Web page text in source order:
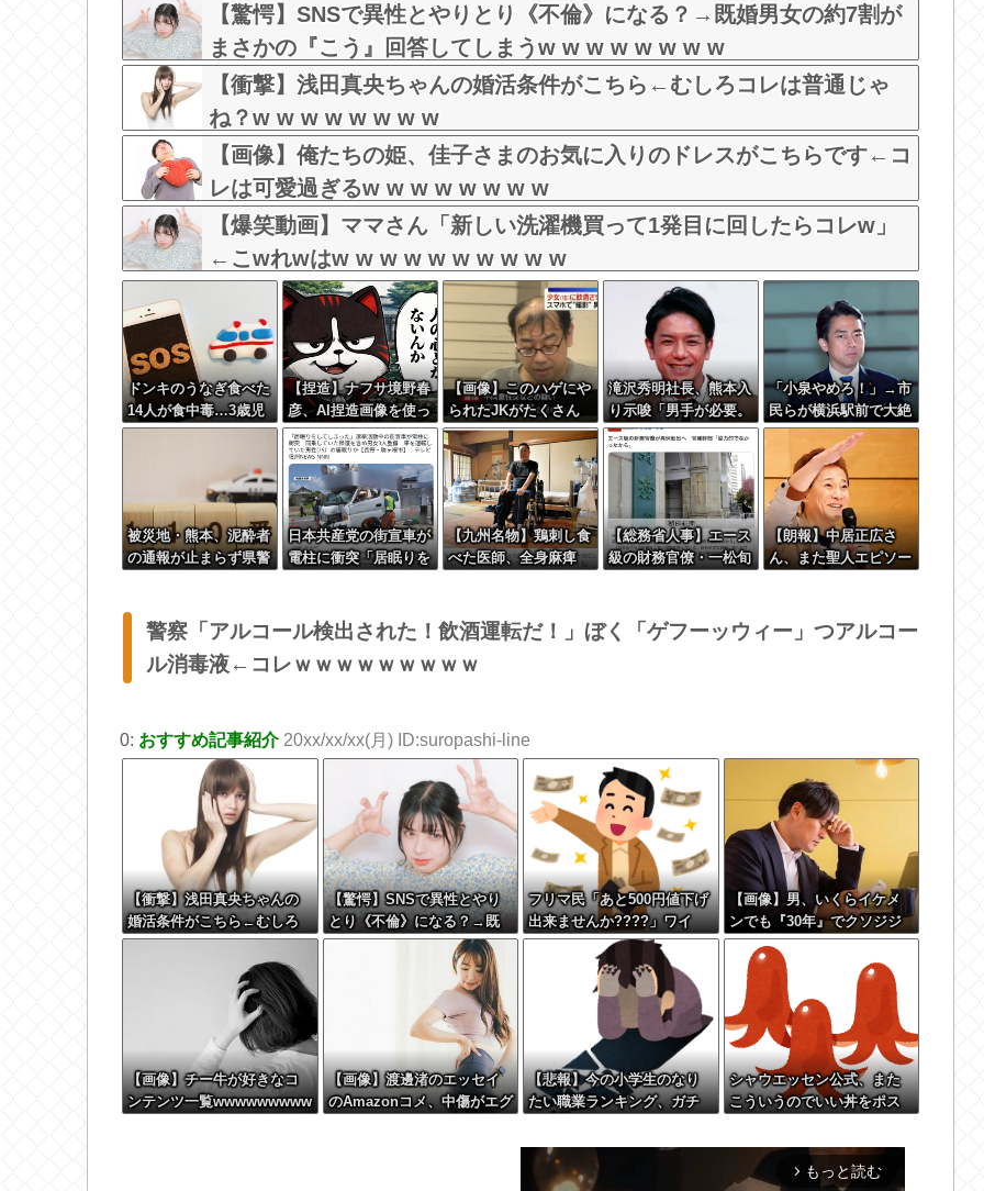
【画像】こういうお○ぱいが至高だよなｗ
【驚愕】SNSで異性とやりとり《不倫》になる？→既婚男女の約7割が
まさかの『こう』回答してしまうw w w w w w w w
【衝撃】浅田真央ちゃんの婚活条件がこちら←むしろコレは普通じゃ
ね？w w w w w w w w
【画像】俺たちの姫、佳子さまのお気に入りのドレスがこちらです←コ
レは可愛過ぎるw w w w w w w w
【爆笑動画】ママさん「新しい洗濯機買って1発目に回したらコレw」
←こwれwはw w w w w w w w w w
ドンキのうなぎ食べた
14人が食中毒…3歳児
から75歳まで被害
【捏造】ナフサ境野春
彦、AI捏造画像を使っ
た高市首相批判記事を
公開→大炎上して削除
逃亡
【画像】このハゲにや
られたJKがたくさん
いるという事実
滝沢秀明社長、熊本入
り示唆「男手が必要。
時間を見つけて行きた
い」
「小泉やめろ！」→市
民らが横浜駅前で大絶
叫ｗｗｗｗｗｗｗｗ
被災地・熊本、泥酔者
の通報が止まらず県警
日本共産党の街宣車が
電柱に衝突「居眠りを
3人重傷
【九州名物】鶏刺し食
べた医師、全身麻痺
【総務省人事】エース
級の財務官僚・一松旬
ったから」
【朗報】中居正広さ
ん、また聖人エピソー
警察「アルコール検出された！飲酒運転だ！」ぼく「ゲフーッウィー」つアルコー
ル消毒液←コレｗｗｗｗｗｗｗｗｗ
0: おすすめ記事紹介20xx/xx/xx(月) ID:suropashi-line
【衝撃】浅田真央ちゃんの
婚活条件がこちら←むしろ
コレは普通じゃね？w w w
【驚愕】SNSで異性とやり
とり《不倫》になる？→既
婚男女の約7割がまさかの
『こう』回答してしまうw w
フリマ民「あと500円値下げ
出来ませんか????」ワイ
「ほ～い購入ｗ」
【画像】男、いくらイケメ
ンでも『30年』でクソジジ
いになってしまう
【画像】チー牛が好きなコ
ンテンツ一覧wwwwwwwww
【画像】渡邊渚のエッセイ
のAmazonコメ、中傷がエグ
【悲報】今の小学生のなり
たい職業ランキング、ガチ
シャウエッセン公式、また
こういうのでいい丼をポス